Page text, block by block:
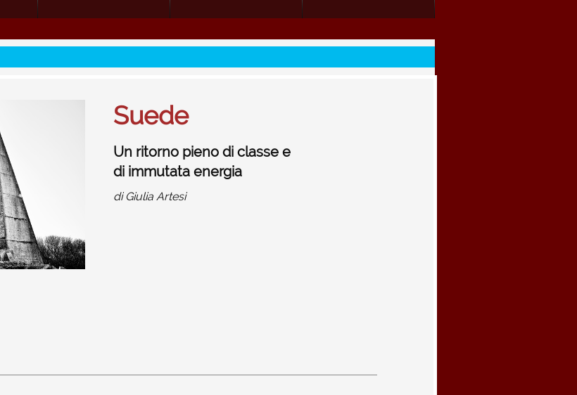
Suede
Un ritorno pieno di classe e
di immutata energia
di Giulia Artesi